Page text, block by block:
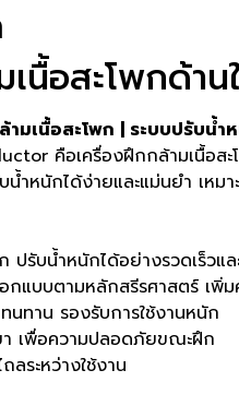
เนื้อสะโพกด้
ามเนื้อสะโพก | ระบบปรับน้
คือเครื่องฝึกกล้ามเนื้อส
น้ำหนักได้ง่ายและแม่นยำ เห
รับน้ำหนักได้อย่างรวดเร็วแล
กแบบตามหลักสรีรศาสตร์ เ
ทาน รองรับการใช้งานหนัก
เพื่อความปลอดภัยขณะฝึก
ระหว่างใช้งาน